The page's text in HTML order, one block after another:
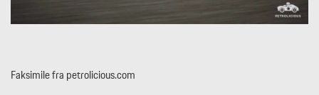
Faksimile fra petrolicious.com